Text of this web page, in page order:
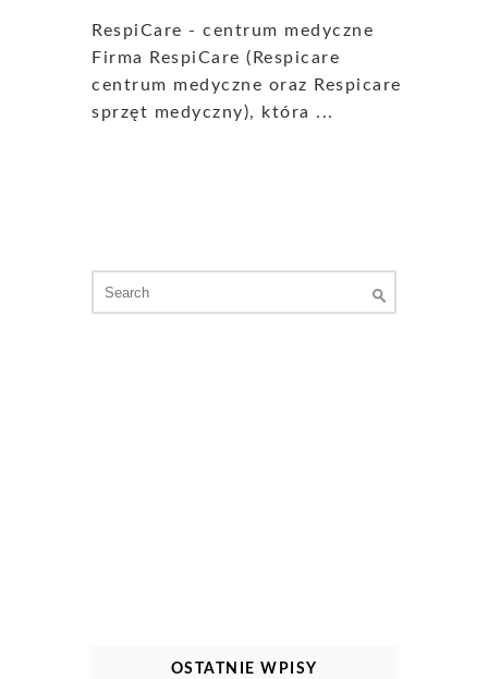
RespiCare - centrum medyczne
Firma RespiCare (Respicare
centrum medyczne oraz Respicare
sprzęt medyczny), która ...
for:
OSTATNIE WPISY